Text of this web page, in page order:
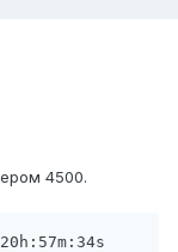
4500.